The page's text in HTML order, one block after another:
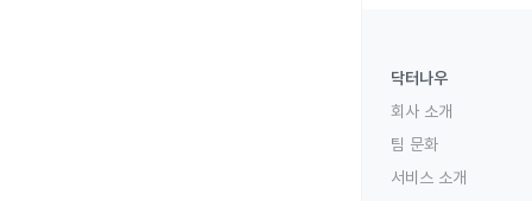
닥터나우
회사 소개
팀 문화
서비스 소개